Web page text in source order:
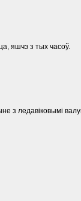
яшчэ з тых часоў.
з ледавіковымі